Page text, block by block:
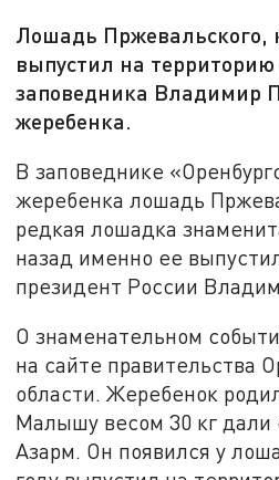
Лошадь Пржевальского,
выпустил на территорию
заповедника Владимир
жеребенка.
В заповеднике
жеребенка лошадь
редкая лошадка
назад именно ее
президент России
О знаменательном
на сайте правительства
области. Жеребенок
Малышу весом 30 кг дали
Азарм. Он появился у